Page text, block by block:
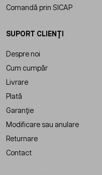
Comandă prin SICAP
SUPORT CLIENȚI
Despre noi
Cum cumpăr
Livrare
Plată
Garanție
Modificare sau anulare
Returnare
Contact